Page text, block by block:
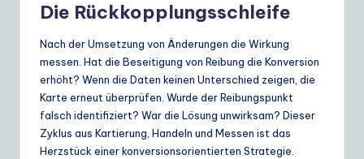
Die Rückkopplungsschleife
Nach der Umsetzung von Änderungen die Wirkung
messen. Hat die Beseitigung von Reibung die Konversion
erhöht? Wenn die Daten keinen Unterschied zeigen, die
Karte erneut überprüfen. Wurde der Reibungspunkt
falsch identifiziert? War die Lösung unwirksam? Dieser
Zyklus aus Kartierung, Handeln und Messen ist das
Herzstück einer konversionsorientierten Strategie.